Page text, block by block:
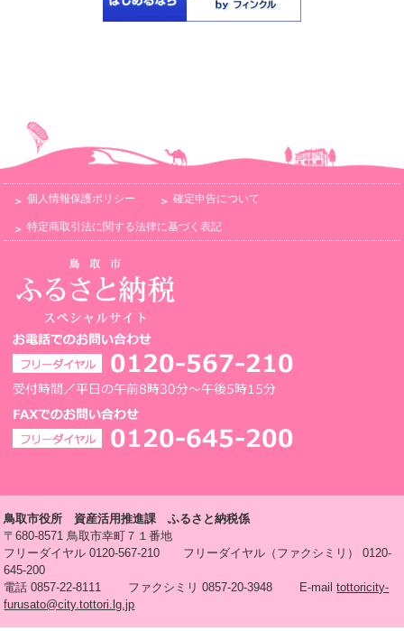
個人情報保護ポリシー 確定申告について
特定商取引法に関する法律に基づく表記
鳥取市役所 資産活用推進課 ふるさと納税係
〒680-8571 鳥取市幸町７１番地
フリーダイヤル 0120-567-210 フリーダイヤル（ファクシミリ） 0120-
645-200
電話 0857-22-8111 ファクシミリ 0857-20-3948 E-mailtottoricity-
furusato@city.tottori.lg.jp